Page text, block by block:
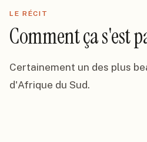
LE RÉCIT
Comment ça s'est
Certainement un des plus
d'Afrique du Sud.